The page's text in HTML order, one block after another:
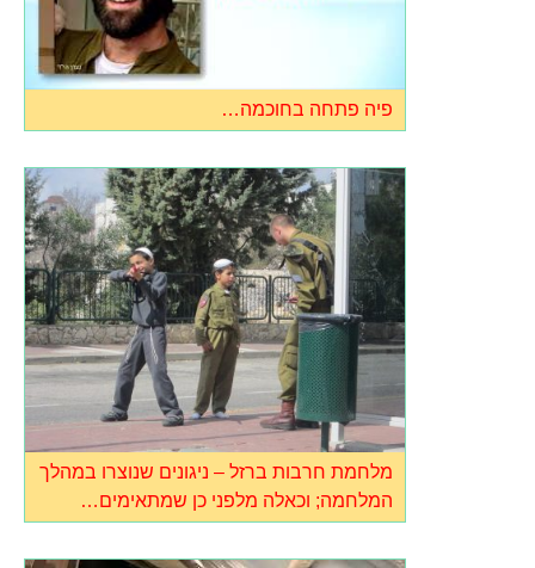
פיה פתחה בחוכמה…
מלחמת חרבות ברזל – ניגונים שנוצרו במהלך
המלחמה; וכאלה מלפני כן שמתאימים…